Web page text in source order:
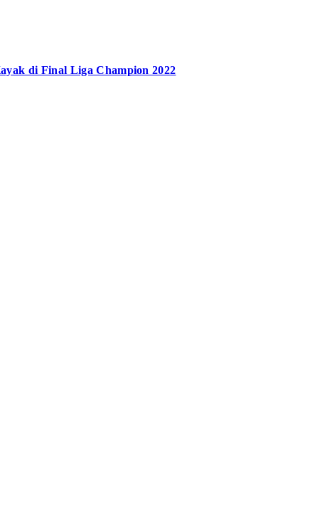
di Final Liga Champion 2022